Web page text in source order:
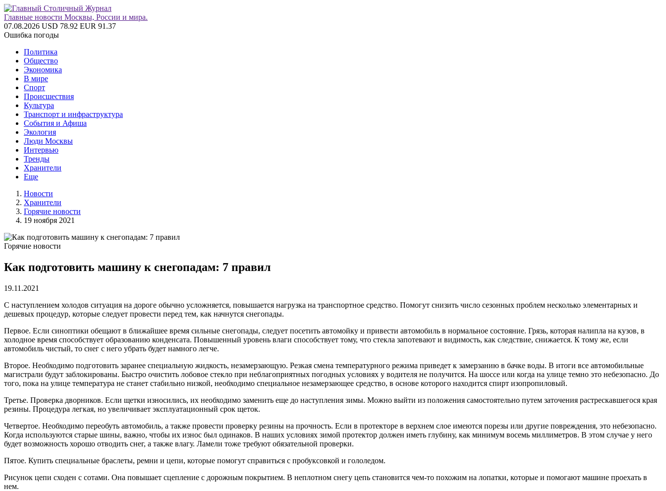
Главные новости Москвы, России и мира.
07.08.2026 USD 78.92 EUR 91.37
Ошибка погоды
Политика
Общество
Экономика
В мире
Спорт
Происшествия
Культура
Транспорт и инфраструктура
События и Афиша
Экология
Люди Москвы
Интервью
Тренды
Хранители
Еще
Новости
Хранители
Горячие новости
19 ноября 2021
Горячие новости
Как подготовить машину к снегопадам: 7 правил
19.11.2021
С наступлением холодов ситуация на дороге обычно усложняется, повышается нагрузка на транспортное средство. Помогут снизить число сезонных проблем несколько элементарных и
дешевых процедур, которые следует провести перед тем, как начнутся снегопады.
Первое. Если синоптики обещают в ближайшее время сильные снегопады, следует посетить автомойку и привести автомобиль в нормальное состояние. Грязь, которая налипла на кузов, в
холодное время способствует образованию конденсата. Повышенный уровень влаги способствует тому, что стекла запотевают и видимость, как следствие, снижается. К тому же, если
автомобиль чистый, то снег с него убрать будет намного легче.
Второе. Необходимо подготовить заранее специальную жидкость, незамерзающую. Резкая смена температурного режима приведет к замерзанию в бачке воды. В итоги все автомобильные
магистрали будут заблокированы. Быстро очистить лобовое стекло при неблагоприятных погодных условиях у водителя не получится. На шоссе или когда на улице темно это небезопасно. До
того, пока на улице температура не станет стабильно низкой, необходимо специальное незамерзающее средство, в основе которого находится спирт изопропиловый.
Третье. Проверка дворников. Если щетки износились, их необходимо заменить еще до наступления зимы. Можно выйти из положения самостоятельно путем заточения растрескавшегося края
резины. Процедура легкая, но увеличивает эксплуатационный срок щеток.
Четвертое. Необходимо переобуть автомобиль, а также провести проверку резины на прочность. Если в протекторе в верхнем слое имеются порезы или другие повреждения, это небезопасно.
Когда используются старые шины, важно, чтобы их износ был одинаков. В наших условиях зимой протектор должен иметь глубину, как минимум восемь миллиметров. В этом случае у него
будет возможность хорошо отводить снег, а также влагу. Ламели тоже требуют обязательной проверки.
Пятое. Купить специальные браслеты, ремни и цепи, которые помогут справиться с пробуксовкой и гололедом.
Рисунок цепи сходен с сотами. Она повышает сцепление с дорожным покрытием. В неплотном снегу цепь становится чем-то похожим на лопатки, которые и помогают машине проехать в
нем.